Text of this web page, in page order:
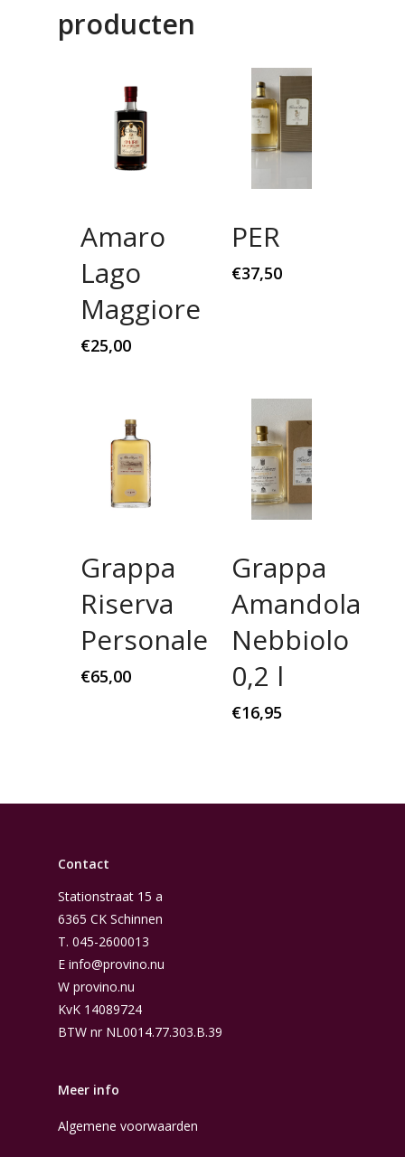
producten
Amaro
Lago
Maggiore
€25,00
PER
€37,50
Grappa
Riserva
Personale
€65,00
Grappa
Amandola
Nebbiolo
0,2 l
€16,95
Contact
Stationstraat 15 a
6365 CK Schinnen
T. 045-2600013
E info@provino.nu
W provino.nu
KvK 14089724
BTW nr NL0014.77.303.B.39
Meer info
Algemene voorwaarden